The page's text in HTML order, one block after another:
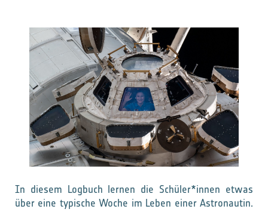
In diesem Logbuch lernen die Schüler*innen etwas
über eine typische Woche im Leben einer Astronautin.